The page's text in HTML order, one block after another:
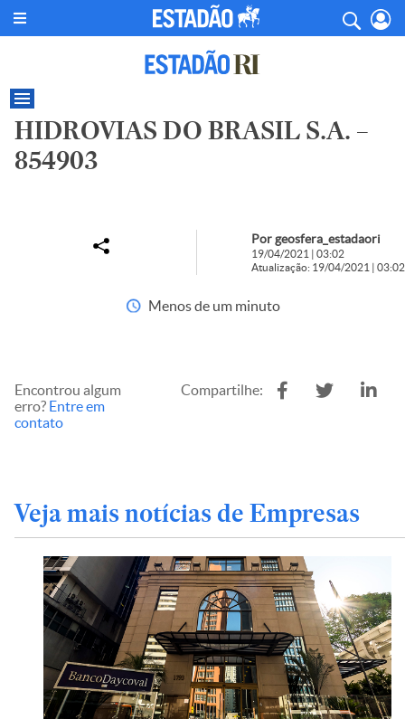
HIDROVIAS DO BRASIL S.A. –
854903
Por geosfera_estadaori
19/04/2021 | 03:02
Atualização: 19/04/2021 | 03:02
Menos de um minuto
Encontrou algum
erro? Entre em
contato
Compartilhe:
Veja mais notícias de Empresas